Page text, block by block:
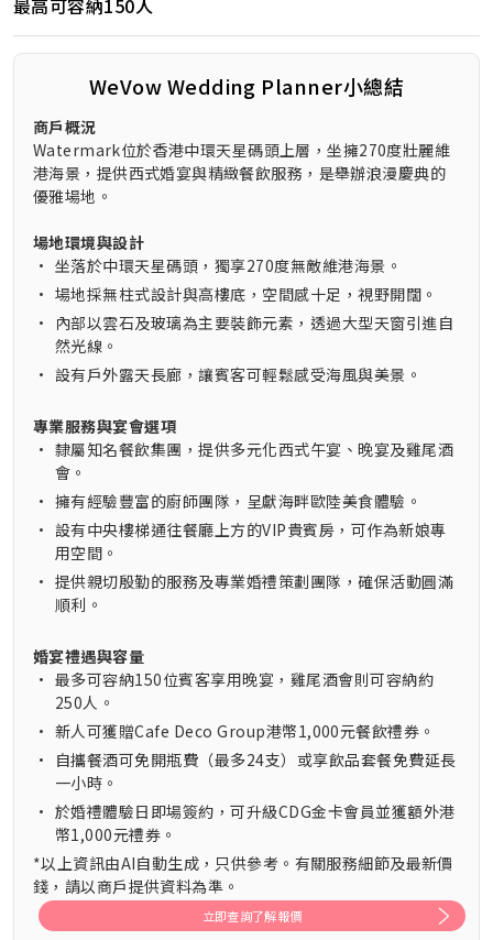
最高可容納150人
WeVow Wedding Planner小總結
商戶概況
Watermark位於香港中環天星碼頭上層，坐擁270度壯麗維
港海景，提供西式婚宴與精緻餐飲服務，是舉辦浪漫慶典的
優雅場地。
場地環境與設計
• 坐落於中環天星碼頭，獨享270度無敵維港海景。
• 場地採無柱式設計與高樓底，空間感十足，視野開闊。
•
內部以雲石及玻璃為主要裝飾元素，透過大型天窗引進自
然光線。
• 設有戶外露天長廊，讓賓客可輕鬆感受海風與美景。
專業服務與宴會選項
• 隸屬知名餐飲集團，提供多元化西式午宴、晚宴及雞尾酒
會。
• 擁有經驗豐富的廚師團隊，呈獻海畔歐陸美食體驗。
• 設有中央樓梯通往餐廳上方的VIP貴賓房，可作為新娘專
用空間。
• 提供親切殷勤的服務及專業婚禮策劃團隊，確保活動圓滿
順利。
婚宴禮遇與容量
• 最多可容納150位賓客享用晚宴，雞尾酒會則可容納約
250人。
• 新人可獲贈Cafe Deco Group港幣1,000元餐飲禮券。
•
自攜餐酒可免開瓶費（最多24支）或享飲品套餐免費延長
一小時。
• 於婚禮體驗日即場簽約，可升級CDG金卡會員並獲額外港
幣1,000元禮券。
*以上資訊由AI自動生成，只供參考。有關服務細節及最新價
錢，請以商戶提供資料為準。
立即查詢了解報價